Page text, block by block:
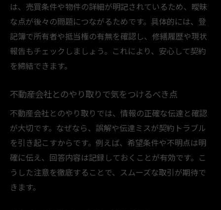
は、売買条件や物件の詳細が明記されているため、曖昧
な点が後々の問題につながるためです。具体的には、登
記簿で所有者や抵当権の有無を確認し、修繕履歴や現状
報告もチェックしましょう。これにより、安心して契約
を締結できます。
不動産会社とのやり取りで気をつけるべき点
不動産会社とのやり取りでは、情報の正確な伝達と確認
が大切です。なぜなら、誤解や伝達ミスが契約トラブル
を引き起こすからです。例えば、希望条件や不明点は明
確に伝え、回答内容は記録しておくことが有効です。こ
うした注意を徹底することで、スムーズな取引が期待で
きます。